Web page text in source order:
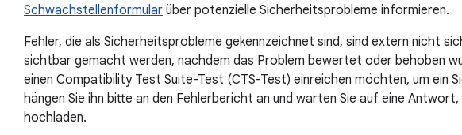
Schwachstellenformular über potenzielle Sicherheitsprobleme informieren.
Fehler, die als Sicherheitsprobleme gekennzeichnet sind, sind extern nicht
sichtbar gemacht werden, nachdem das Problem bewertet oder behoben
einen Compatibility Test Suite-Test (CTS-Test) einreichen möchten, um ein
hängen Sie ihn bitte an den Fehlerbericht an und warten Sie auf eine Antwort,
hochladen.